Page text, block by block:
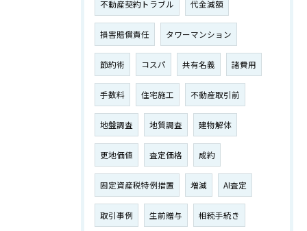
不動産契約トラブル 代金減額
損害賠償責任 タワーマンション
節約術 コスパ 共有名義 諸費用
手数料 住宅施工 不動産取引前
地盤調査 地質調査 建物解体
更地価値 査定価格 成約
固定資産税特例措置 増減 AI査定
取引事例 生前贈与 相続手続き